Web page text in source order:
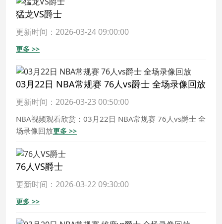
猛龙VS爵士
更新时间：2026-03-24 09:00:00
更多 >>
03月22日 NBA常规赛 76人vs爵士 全场录像回放
更新时间：2026-03-23 00:50:00
NBA视频观看欣赏：03月22日 NBA常规赛 76人vs爵士 全
场录像回放更多 >>
76人VS爵士
更新时间：2026-03-22 09:30:00
更多 >>